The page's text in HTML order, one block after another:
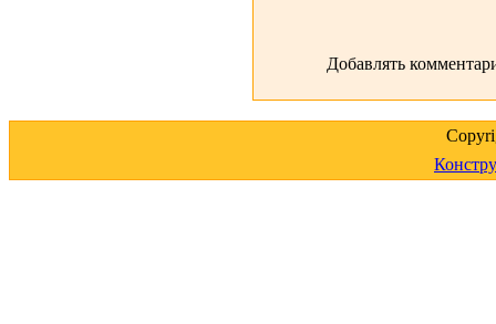
Добавлять